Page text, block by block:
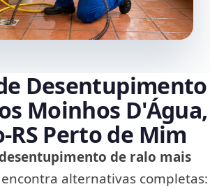
Desentupimento
Moinhos D'Água,
Perto de Mim
de ralo mais
encontra alternativas completas: